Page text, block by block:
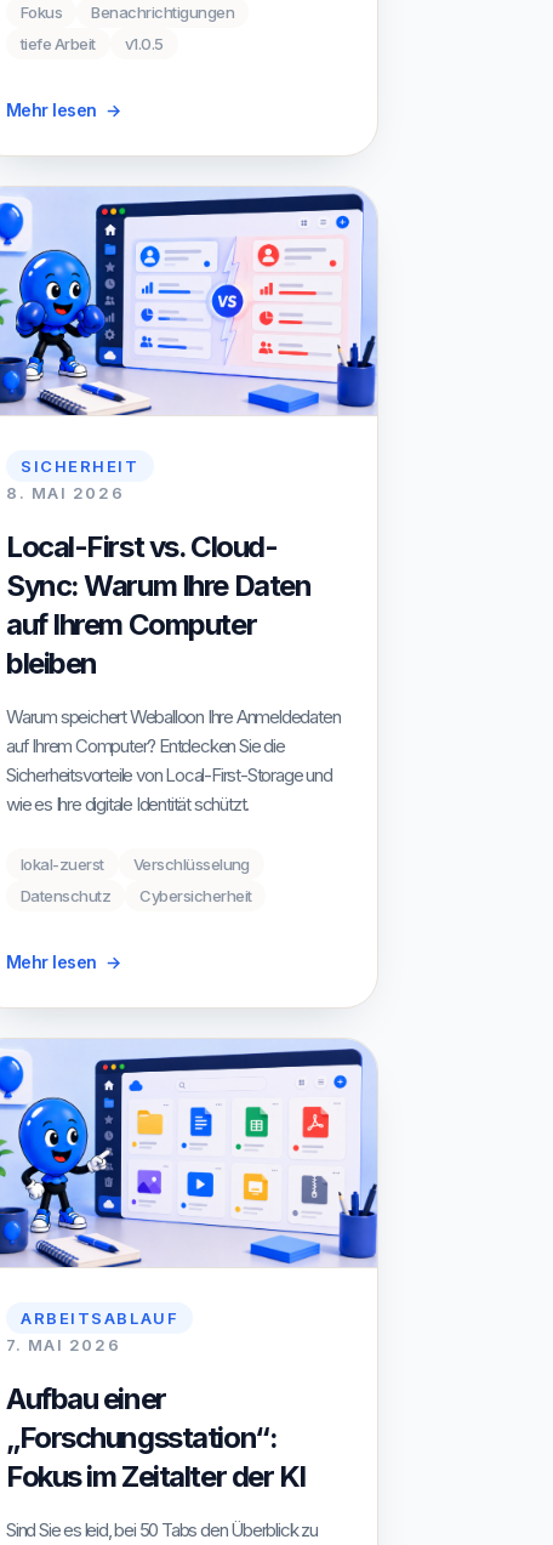
Fokus
Benachrichtigungen
tiefe Arbeit
v1.0.5
Mehr lesen →
SICHERHEIT
8. MAI 2026
Local-First vs. Cloud-
Sync: Warum Ihre Daten
auf Ihrem Computer
bleiben
Warum speichert Weballoon Ihre Anmeldedaten
auf Ihrem Computer? Entdecken Sie die
Sicherheitsvorteile von Local-First-Storage und
wie es Ihre digitale Identität schützt.
lokal-zuerst
Verschlüsselung
Datenschutz
Cybersicherheit
Mehr lesen →
ARBEITSABLAUF
7. MAI 2026
Aufbau einer
„Forschungsstation“:
Fokus im Zeitalter der KI
Sind Sie es leid, bei 50 Tabs den Überblick zu